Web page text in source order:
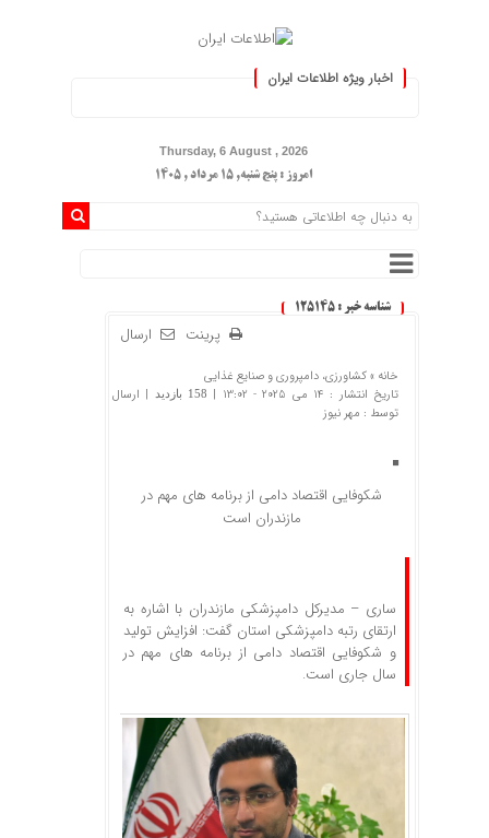
اخبار ویژه اطلاعات ایران
Thursday, 6 August , 2026
امروز : پنج شنبه, ۱۵ مرداد , ۱۴۰۵
شناسه خبر : 125145
ارسال پرینت
خانه »کشاورزی، دامپروری و صنایع غذایی
تاریخ انتشار : 14 می 2025 - 13:02 |
158 بازدید
| ارسال
توسط : مهر نیوز
شکوفایی اقتصاد دامی از برنامه های مهم در
مازندران است
ساری – مدیرکل دامپزشکی مازندران با اشاره به
ارتقای رتبه دامپزشکی استان گفت: افزایش تولید
و شکوفایی اقتصاد دامی از برنامه های مهم در
سال جاری است.